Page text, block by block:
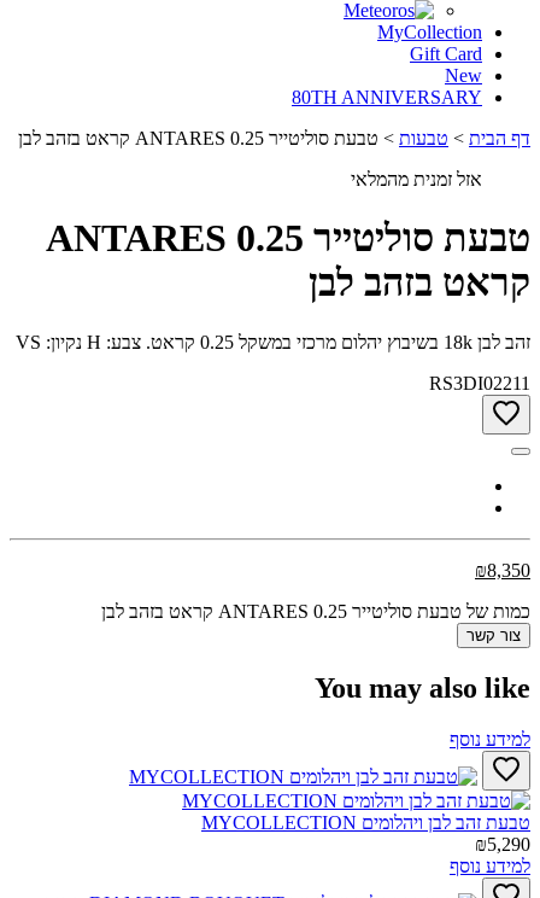
MyCollection
Gift Card
New
80TH ANNIVERSARY
דף הבית > טבעות > טבעת סוליטייר ANTARES 0.25 קראט בזהב לבן
אזל זמנית מהמלאי
טבעת סוליטייר ANTARES 0.25
קראט בזהב לבן
זהב לבן 18k בשיבוץ יהלום מרכזי במשקל 0.25 קראט. צבע: H נקיון: VS
RS3DI02211
₪8,350
כמות של טבעת סוליטייר ANTARES 0.25 קראט בזהב לבן
צור קשר
You may also like
למידע נוסף
טבעת זהב לבן ויהלומים MYCOLLECTION‎
₪5,290
למידע נוסף